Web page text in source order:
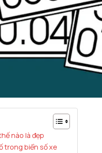
nào là đẹp
trong biển số xe